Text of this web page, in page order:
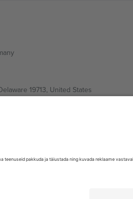
19713, United States
1606 Sofia, Bulgaria
06700 Ciudad de México,
kaitstud.